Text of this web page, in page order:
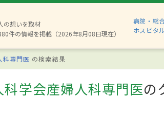
の想いを取材
件の情報を掲載（2026年8月08日現在）
病院・総
ホスピタ
科専門医 の検索結果
学会産婦人科専門医の